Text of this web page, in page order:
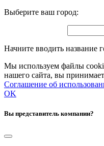
Выберите ваш город:
Начните вводить название
Мы используем файлы
нашего сайта, вы
Соглашение об
OK
Вы представитель компании?